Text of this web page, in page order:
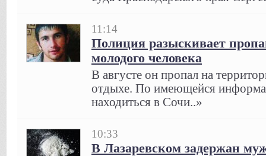
11:14
Полиция разыскивает
молодого человека
В августе он пропал на
отдыхе. По имеющейся
находиться в Сочи..»
10:33
В Лазаревском задержан